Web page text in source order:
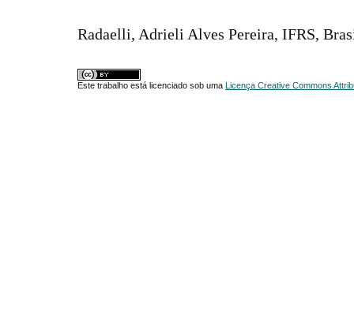
Radaelli, Adrieli Alves Pereira, IFRS,
Este trabalho está licenciado sob uma Licença Creative Commons